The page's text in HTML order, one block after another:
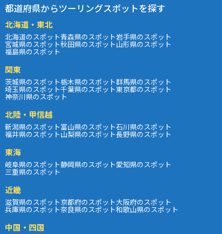
都道府県からツーリングスポットを探す
北海道・東北
北海道のスポット青森県のスポット岩手県のスポット
宮城県のスポット秋田県のスポット山形県のスポット
福島県のスポット
関東
茨城県のスポット栃木県のスポット群馬県のスポット
埼玉県のスポット千葉県のスポット東京都のスポット
神奈川県のスポット
北陸・甲信越
新潟県のスポット富山県のスポット石川県のスポット
福井県のスポット山梨県のスポット長野県のスポット
東海
岐阜県のスポット静岡県のスポット愛知県のスポット
三重県のスポット
近畿
滋賀県のスポット京都府のスポット大阪府のスポット
兵庫県のスポット奈良県のスポット和歌山県のスポット
中国・四国